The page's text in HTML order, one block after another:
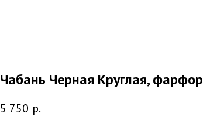
Чабань Черная Круглая, фарфор
5 750 р.